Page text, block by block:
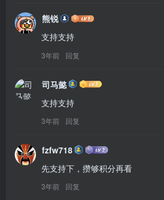
熊锐
支持支持
3年前 回复
司马懿
支持支持
3年前 回复
fzfw718
先支持下，攒够积分再看
3年前 回复